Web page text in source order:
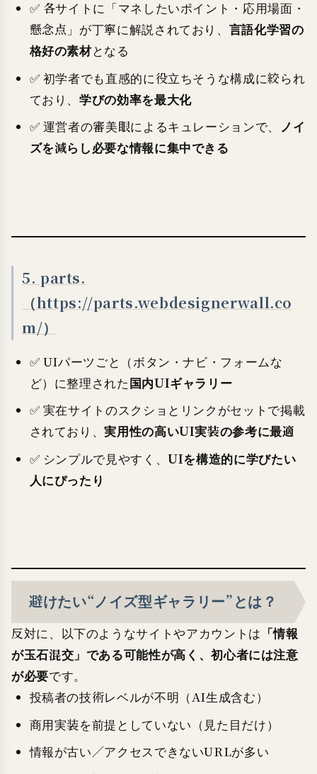
✅ 各サイトに「マネしたいポイント・応用場面・
懸念点」が丁寧に解説されており、 言語化学習の
格好の素材となる
✅ 初学者でも直感的に役立ちそうな構成に絞られ
ており、学びの効率を最大化
✅ 運営者の審美眼によるキュレーションで、 ノイ
ズを減らし必要な情報に集中できる
5. parts.
（https://parts.webdesignerwall.co
m/）
✅ UIパーツごと（ボタン・ナビ・フォームな
ど）に整理された国内UIギャラリー
✅ 実在サイトのスクショとリンクがセットで掲載
されており、実用性の高いUI実装の参考に最適
✅ シンプルで見やすく、UIを構造的に学びたい
人にぴったり
避けたい“ノイズ型ギャラリー”とは？
反対に、以下のようなサイトやアカウントは 「情報
が玉石混交」である可能性が高く、初心者には注意
が必要です。
投稿者の技術レベルが不明（AI生成含む）
商用実装を前提としていない（見た目だけ）
情報が古い／アクセスできないURLが多い